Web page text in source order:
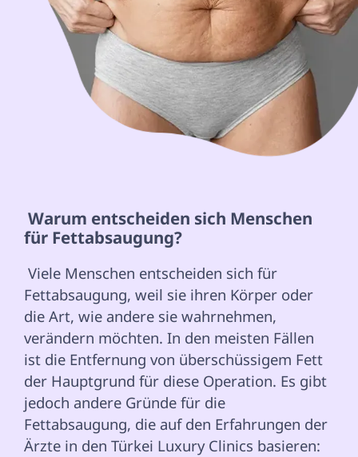
für Fettabsaugung?
Fettabsaugung, weil sie ihren Körper oder
die Art, wie andere sie wahrnehmen,
verändern möchten. In den meisten Fällen
ist die Entfernung von überschüssigem Fett
der Hauptgrund für diese Operation. Es gibt
jedoch andere Gründe für die
Fettabsaugung, die auf den Erfahrungen der
Ärzte in den Türkei Luxury Clinics basieren: